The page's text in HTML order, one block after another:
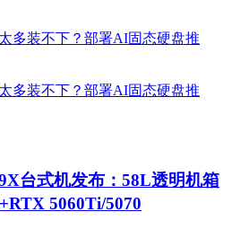
台式机发布：58L透明机箱
5060Ti/5070